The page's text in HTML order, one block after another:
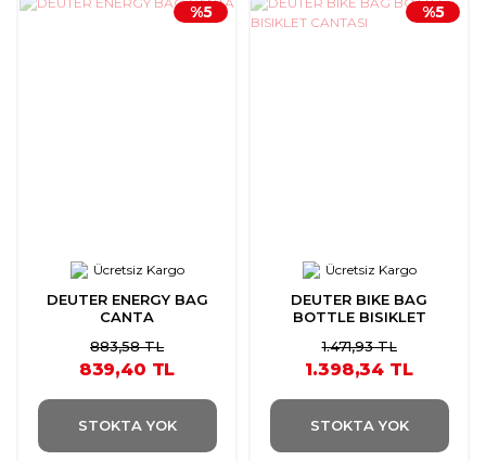
Ücretsiz Kargo
DEUTER ENERGY BAG
CANTA
%5
883,58 TL
839,40 TL
STOKTA YOK
Ücretsiz Kargo
DEUTER BIKE BAG
BOTTLE BISIKLET
%5
1.471,93 TL
1.398,34 TL
STOKTA YOK